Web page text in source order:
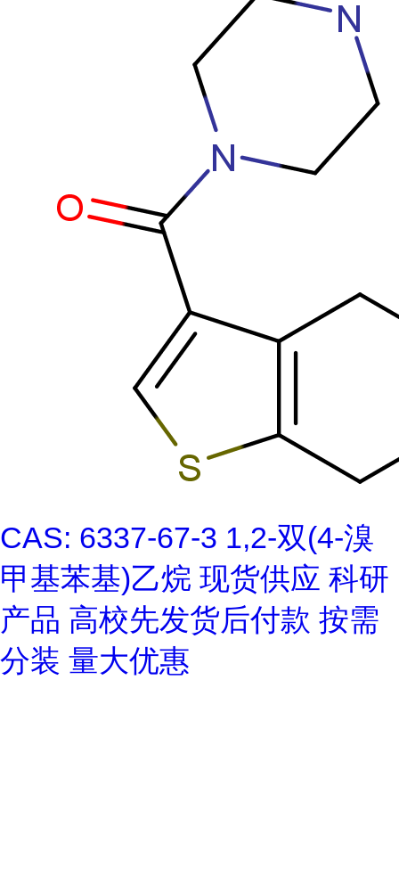
CAS: 6337-67-3 1,2-双(4-溴
甲基苯基)乙烷 现货供应 科研
产品 高校先发货后付款 按需
分装 量大优惠